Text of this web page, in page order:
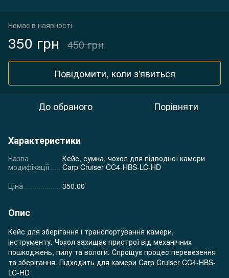
Немає в наявності
350 грн 450 грн
Повідомити, коли з'явиться
До обраного Порівняти
Характеристики
Назва
модифікації
Кейс, сумка, чохол для підводної камери
Carp Cruiser CC4-HBS-LC-HD
Ціна
350.00
Опис
Кейс для зберігання і транспортування камери,
інструменту. Чохол захищає пристрої від механічних
пошкоджень, пилу та вологи. Спрощує процес перевезення
та зберігання. Підходить для камери Carp Cruiser CC4-HBS-
LC-HD